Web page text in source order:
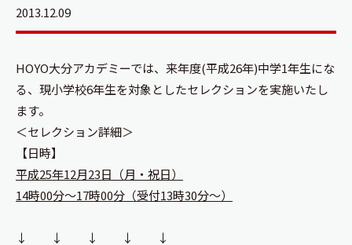
2013.12.09
HOYO大分アカデミーでは、来年度(平成26年)中学1年生にな
る、現小学校6年生を対象としたセレクションを実施いたし
ます。
＜セレクション詳細＞
【日時】
平成25年12月23日（月・祝日）
14時00分～17時00分（受付13時30分～）
↓ ↓ ↓ ↓ ↓